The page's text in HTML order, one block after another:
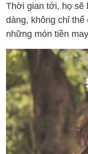
Thời gian tới, họ sẽ
dàng, không chỉ
những món tiền